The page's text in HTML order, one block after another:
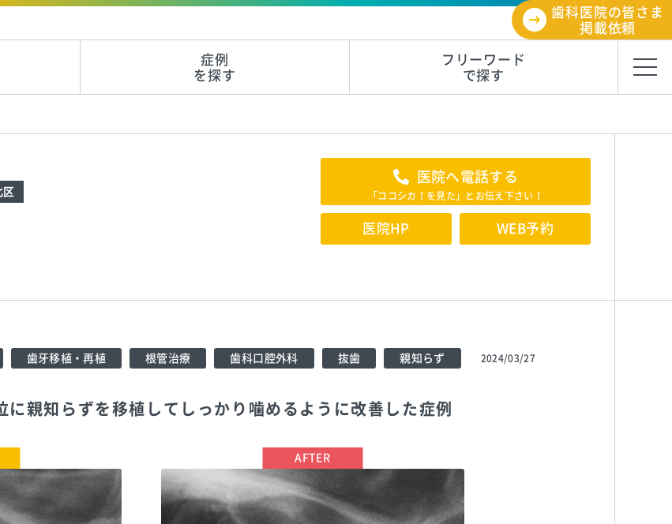
歯科医院の皆さま
掲載依頼
症例
を探す
フリーワード
で探す
区
医院へ電話する
「ココシカ！を見た」とお伝え下さい！
医院HP WEB予約
歯牙移植・再植 根管治療 歯科口腔外科 抜歯 親知らず 2024/03/27
親知らずを移植してしっかり噛めるように改善した症例